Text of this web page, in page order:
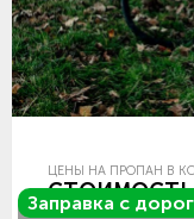
Заправка с
ЦЕНЫ НА ПРОПАН В
СТОИМОСТЬ